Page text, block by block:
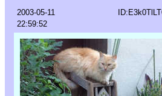
2003-05-11
22:59:52